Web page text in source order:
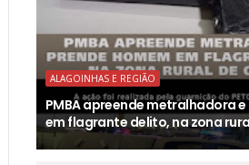
ALAGOINHAS E REGIÃO
PMBA apreende metralhadora
em flagrante delito, na zona